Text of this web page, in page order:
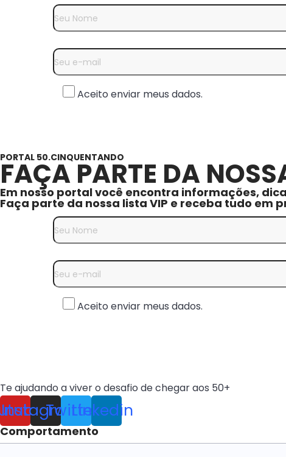
Aceito enviar meus dados.
PORTAL 50.CINQUENTANDO
FAÇA PARTE DA
Em nosso portal você encontra informações,
Faça parte da nossa lista VIP e receba tudo em
Aceito enviar meus dados.
Te ajudando a viver o desafio de chegar aos 50+
Instagram
TwitterLinkedin
Comportamento